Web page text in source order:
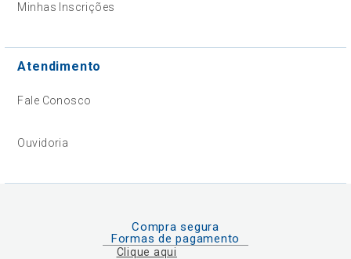
Minhas Inscrições
Atendimento
Fale Conosco
Ouvidoria
Compra segura
Formas de pagamento
Clique aqui